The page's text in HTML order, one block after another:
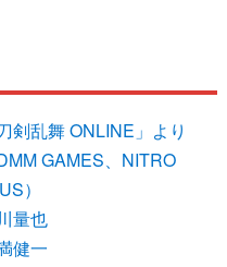
剣乱舞 ONLINE」より
DMM GAMES、NITRO
）
量也
健一